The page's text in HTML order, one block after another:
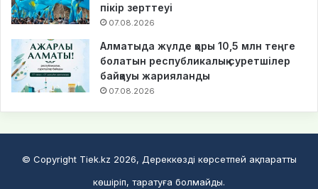
пікір зерттеуі
07.08.2026
Алматыда жүлде қоры 10,5 млн теңге
болатын республикалық суретшілер
байқауы жарияланды
07.08.2026
© Copyright Tiek.kz 2026, Дереккөзді көрсетпей ақпаратты
көшіріп, таратуға болмайды.